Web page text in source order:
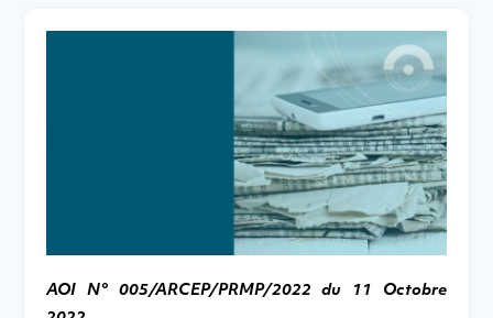
AOI N° 005/ARCEP/PRMP/2022 du 11 Octobre